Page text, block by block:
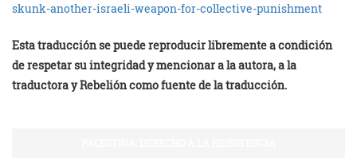
skunk-another-israeli-weapon-for-collective-punishment
Esta traducción se puede reproducir libremente a condición
de respetar su integridad y mencionar a la autora, a la
traductora y Rebelión como fuente de la traducción.